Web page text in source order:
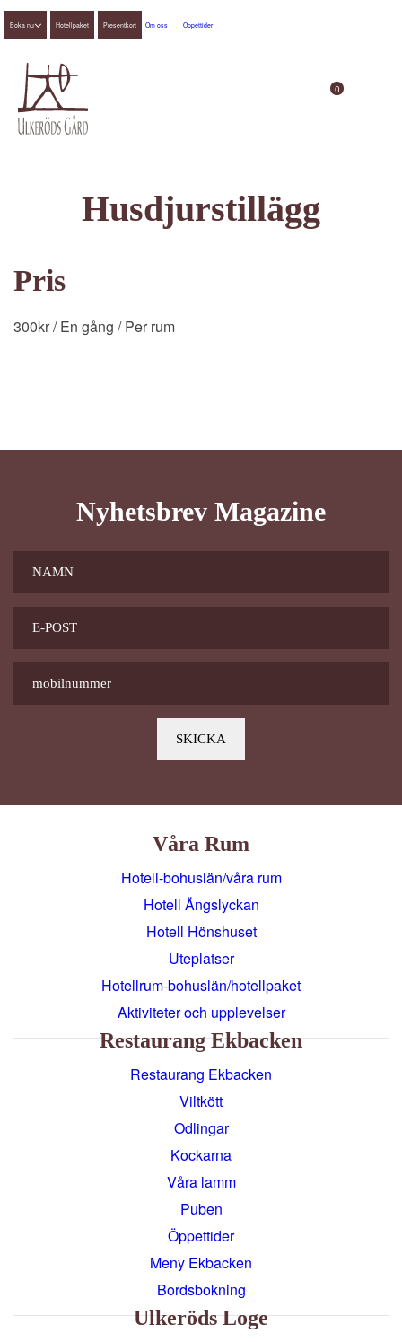
0
Boka nu Hotellpaket Presentkort Om oss Öppettider
Husdjurstillägg
Pris
300kr/ En gång / Per rum
Våra Rum
Hotell-bohuslän/våra rum
Hotell Ängslyckan
Hotell Hönshuset
Uteplatser
Hotellrum-bohuslän/hotellpaket
Aktiviteter och upplevelser
Restaurang Ekbacken
Restaurang Ekbacken
Viltkött
Odlingar
Kockarna
Våra lamm
Puben
Öppettider
Meny Ekbacken
Bordsbokning
Ulkeröds Loge
Nyhetsbrev Magazine